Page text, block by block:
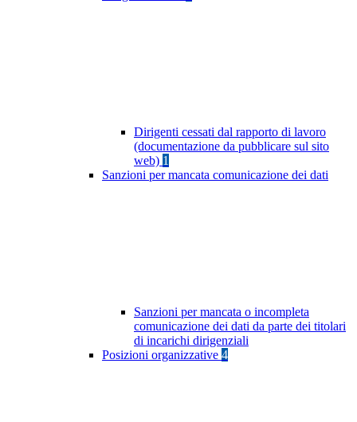
Dirigenti cessati dal rapporto di lavoro
(documentazione da pubblicare sul sito
web) 1
Sanzioni per mancata comunicazione dei dati
Sanzioni per mancata o incompleta
comunicazione dei dati da parte dei titolari
di incarichi dirigenziali
Posizioni organizzative 4